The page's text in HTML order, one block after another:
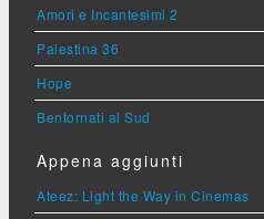
Amori e Incantesimi 2
Palestina 36
Hope
Bentornati al Sud
Appena aggiunti
Ateez: Light the Way in Cinemas